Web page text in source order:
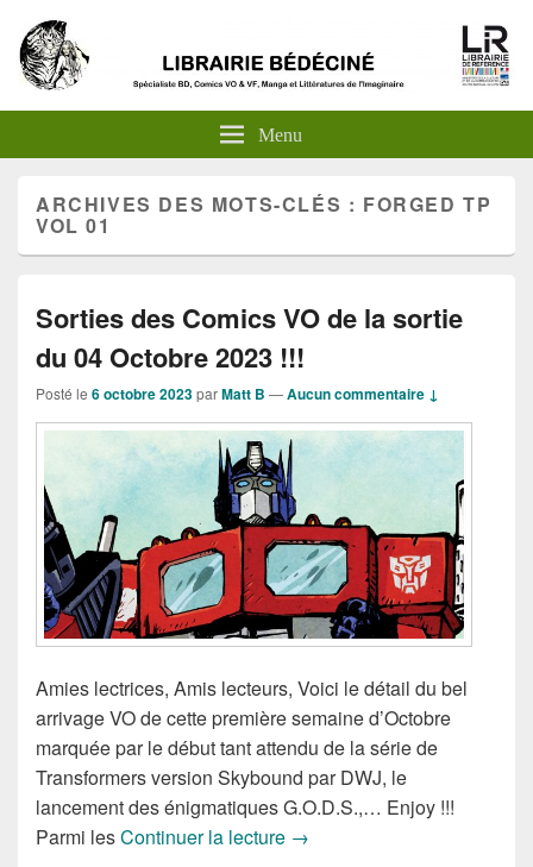
Menu
ARCHIVES DES MOTS-CLÉS : FORGED TP
VOL 01
Sorties des Comics VO de la sortie
du 04 Octobre 2023 !!!
Posté le 6 octobre 2023parMatt B —Aucun commentaire ↓
Amies lectrices, Amis lecteurs, Voici le détail du bel
arrivage VO de cette première semaine d’Octobre
marquée par le début tant attendu de la série de
Transformers version Skybound par DWJ, le
lancement des énigmatiques G.O.D.S.,… Enjoy !!!
Parmi lesContinuer la lecture Sorties des Comics VO de
→